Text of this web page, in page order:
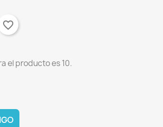
favorite_border
el producto es 10.